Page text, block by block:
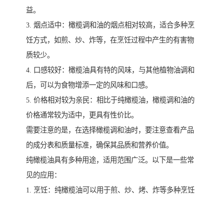
益。
3. 烟点适中：橄榄调和油的烟点相对较高，适合多种烹
饪方式，如煎、炒、炸等，在烹饪过程中产生的有害物
质较少。
4. 口感较好：橄榄油具有特的风味，与其他植物油调和
后，可以为食物增添一定的风味和口感。
5. 价格相对较为亲民：相比于纯橄榄油，橄榄调和油的
价格通常较为适中，更具有性价比。
需要注意的是，在选择橄榄调和油时，要注意查看产品
的成分表和质量标准，确保其品质和营养价值。
纯橄榄油具有多种用途，适用范围广泛。以下是一些常
见的应用：
1. 烹饪：纯橄榄油可以用于煎、炒、烤、炸等多种烹饪